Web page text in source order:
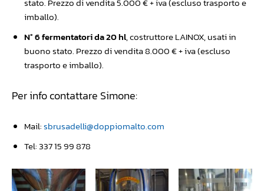
imballo).
N° 6 fermentatori da 20 hl, costruttore LAINOX, usati in
buono stato. Prezzo di vendita 8.000 € + iva (escluso
trasporto e imballo).
Per info contattare Simone:
Mail:sbrusadelli@doppiomalto.com
Tel: 337 15 99 878